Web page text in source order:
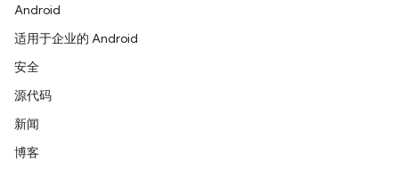
Android
适用于企业的 Android
安全
源代码
新闻
博客